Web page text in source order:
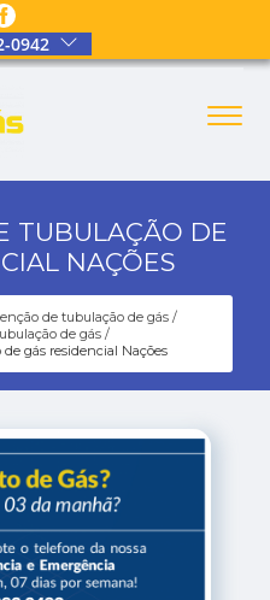
0942
TUBULAÇÃO DE
NAÇÕES
de tubulação de gás
de gás
gás residencial Nações